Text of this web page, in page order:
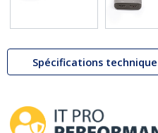
Spécifications